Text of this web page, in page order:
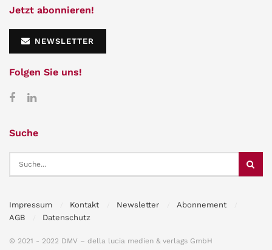
Jetzt abonnieren!
NEWSLETTER
Folgen Sie uns!
Suche
Impressum Kontakt Newsletter
Abonnement
AGB
Datenschutz
© 2021 - 2022 DMV – della lucia medien & verlags GmbH